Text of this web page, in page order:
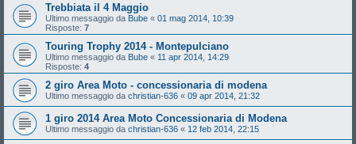
Trebbiata il 4 Maggio
Ultimo messaggio da Bube « 01 mag 2014, 10:39
Risposte: 7
Touring Trophy 2014 - Montepulciano
Ultimo messaggio da Bube « 11 apr 2014, 14:29
Risposte: 4
2 giro Area Moto - concessionaria di modena
Ultimo messaggio da christian-636 « 09 apr 2014, 21:32
1 giro 2014 Area Moto Concessionaria di Modena
Ultimo messaggio da christian-636 « 12 feb 2014, 22:15